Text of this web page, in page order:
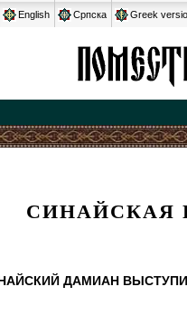
English Српска Greek
СИНАЙСКАЯ
ДАМИАН